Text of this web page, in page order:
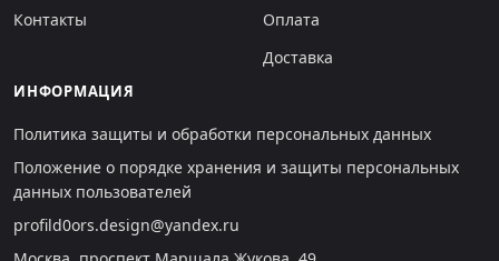
Контакты
Оплата
Доставка
ИНФОРМАЦИЯ
Политика защиты и обработки персональных данных
Положение о порядке хранения и защиты персональных
данных пользователей
profild0ors.design@yandex.ru